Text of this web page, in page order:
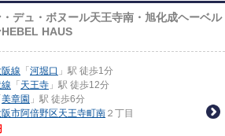
・デュ・ボヌール天王寺南・旭化成ヘーベル
HEBEL HAUS
線 「 河堀口 」駅 徒歩1分
「 天王寺 」駅 徒歩12分
美章園 」駅 徒歩6分
市阿倍野区天王寺町南 ２丁目